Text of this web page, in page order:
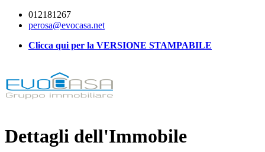
012181267
perosa@evocasa.net
Clicca qui per la VERSIONE STAMPABILE
Dettagli dell'Immobile